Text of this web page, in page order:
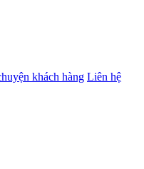
khách hàng Liên hệ